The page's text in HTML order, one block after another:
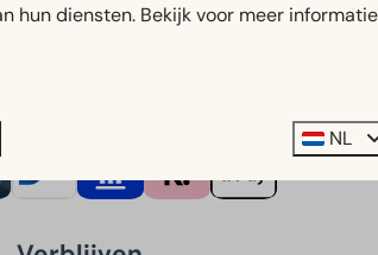
speelweide vind je onder andere een
hun diensten. Bekijk voor meer informatie
NL